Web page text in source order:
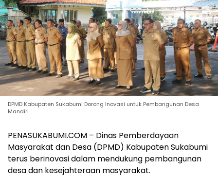
DPMD Kabupaten Sukabumi Dorong Inovasi untuk Pembangunan Desa
Mandiri
PENASUKABUMI.COM – Dinas Pemberdayaan
Masyarakat dan Desa (DPMD) Kabupaten Sukabumi
terus berinovasi dalam mendukung pembangunan
desa dan kesejahteraan masyarakat.